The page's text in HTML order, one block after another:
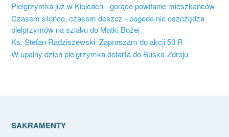
Pielgrzymka już w Kielcach - gorące powitanie mieszkańców
Czasem słońce, czasem deszcz - pogoda nie oszczędza
pielgrzymów na szlaku do Matki Bożej
Ks. Stefan Radziszewski: Zapraszam do akcji 50 R
W upalny dzień pielgrzymka dotarła do Buska-Zdroju
SAKRAMENTY